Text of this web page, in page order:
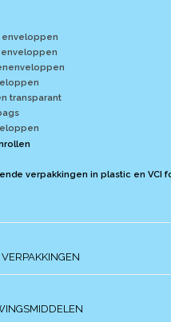
enveloppen
enveloppen
transparant
verpakkingen in plastic en VCI